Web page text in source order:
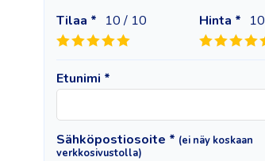
Tilaa * 10/ 10 Hinta * 10
Etunimi *
Sähköpostiosoite * (ei näy koskaan
verkkosivustolla)